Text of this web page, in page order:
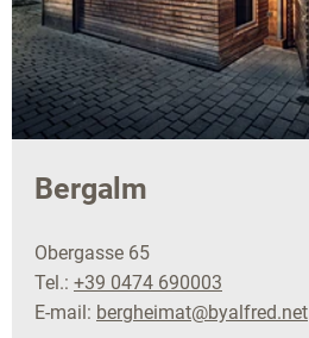
Bergalm
Obergasse 65
Tel.: +39 0474 690003
E-mail: bergheimat@byalfred.net